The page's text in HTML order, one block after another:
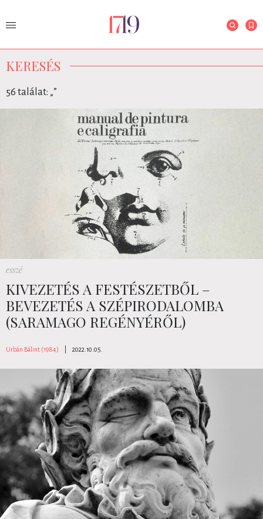
KERESÉS
56 találat: „”
esszé
KIVEZETÉS A FESTÉSZETBŐL –
BEVEZETÉS A SZÉPIRODALOMBA
(SARAMAGO REGÉNYÉRŐL)
Urbán Bálint (1984) 2022.10.05.